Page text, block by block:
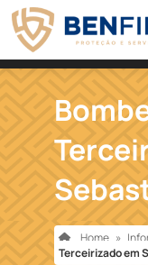
Home »
Terceirizado em